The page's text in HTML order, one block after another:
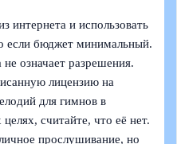
интернета и использовать
если бюджет минимальный.
не означает разрешения.
лицензию на
для гимнов в
считайте, что её нет.
прослушивание, но